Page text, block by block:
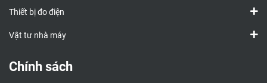
Thiết bị đo điện
Vật tư nhà máy
Chính sách